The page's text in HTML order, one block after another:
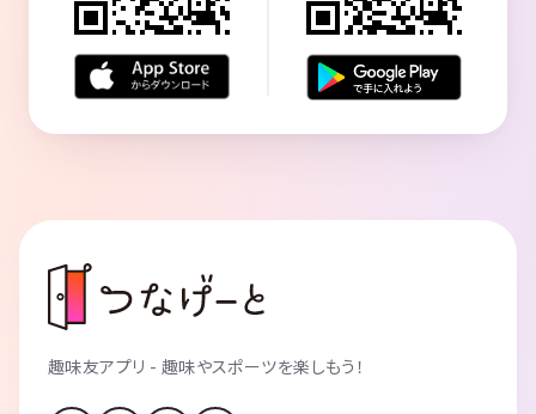
趣味友アプリ - 趣味やスポーツを楽しもう！